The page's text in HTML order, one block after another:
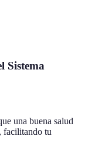
Sistema
una buena salud
facilitando tu